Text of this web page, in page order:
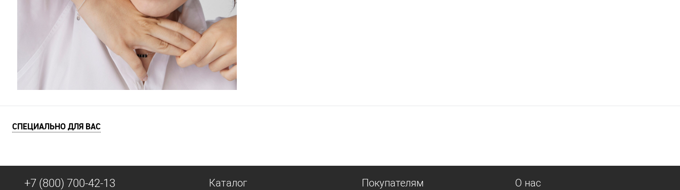
СПЕЦИАЛЬНО ДЛЯ ВАС
Каталог Покупателям О нас
+7 (800) 700-42-13